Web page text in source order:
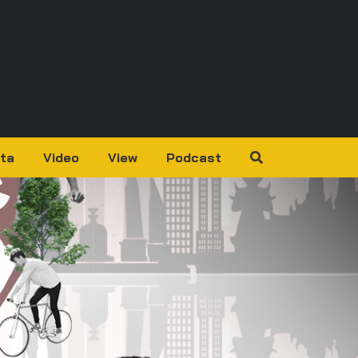
Video View Podcast